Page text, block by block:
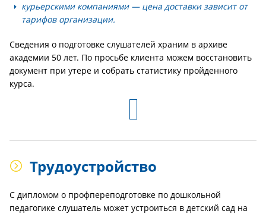
курьерскими компаниями — цена доставки зависит от
тарифов организации.
Сведения о подготовке слушателей храним в архиве
академии 50 лет. По просьбе клиента можем восстановить
документ при утере и собрать статистику пройденного
курса.
Трудоустройство
С дипломом о профпереподготовке по дошкольной
педагогике слушатель может устроиться в детский сад на